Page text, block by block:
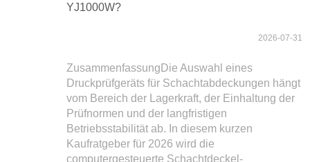
YJ1000W?
2026-07-31
ZusammenfassungDie Auswahl eines
Druckprüfgeräts für Schachtabdeckungen hängt
vom Bereich der Lagerkraft, der Einhaltung der
Prüfnormen und der langfristigen
Betriebsstabilität ab. In diesem kurzen
Kaufratgeber für 2026 wird die
computergesteuerte Schachtdeckel-